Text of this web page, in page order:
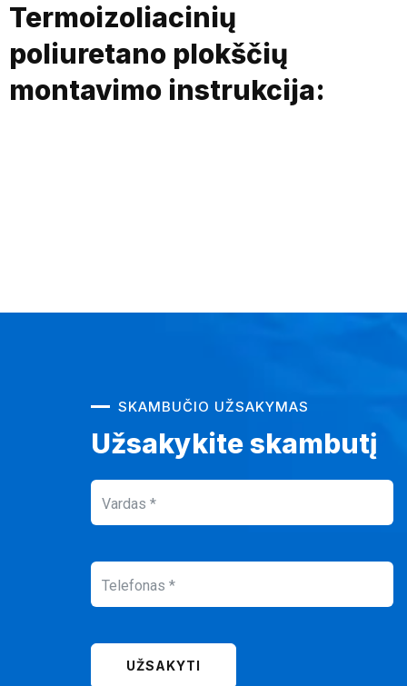
Termoizoliacinių
poliuretano plokščių
montavimo instrukcija:
SKAMBUČIO UŽSAKYMAS
Užsakykite skambutį
UŽSAKYTI